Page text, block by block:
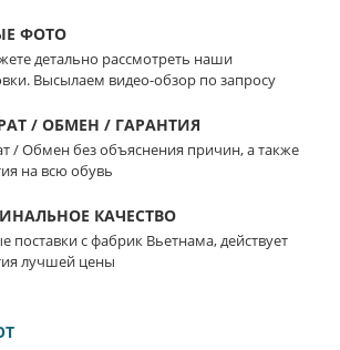
ФОТО
детально рассмотреть наши
Высылаем видео-обзор по запросу
/ ОБМЕН / ГАРАНТИЯ
/ Обмен без объяснения причин, а также
на всю обувь
КАЧЕСТВО
поставки с фабрик Вьетнама, действует
лучшей цены